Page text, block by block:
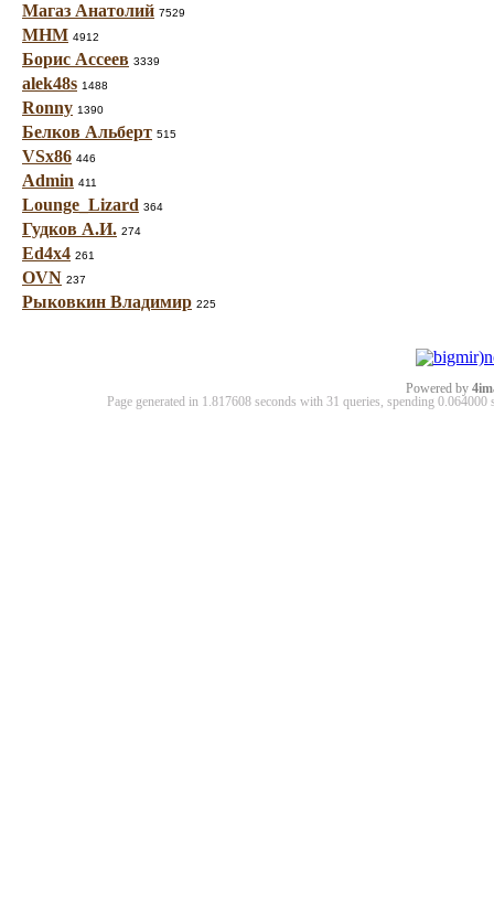
Магаз Анатолий 7529
МНМ 4912
Борис Ассеев 3339
alek48s 1488
Ronny 1390
Белков Альберт 515
VSx86 446
Admin 411
Lounge_Lizard 364
Гудков А.И. 274
Ed4x4 261
OVN 237
Рыковкин Владимир 225
Powered by
Page generated in 1.817608 seconds with 31 queries, spending